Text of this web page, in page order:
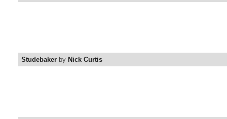
Studebaker by Nick Curtis